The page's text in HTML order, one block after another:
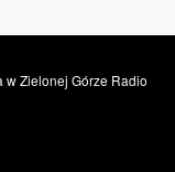
Zielonej Górze Radio